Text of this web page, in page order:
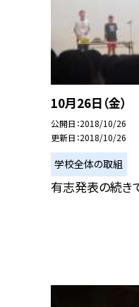
10月26日（金）
公開日 2018/10/26
更新日 2018/10/26
学校全体の取組
有志発表の続き